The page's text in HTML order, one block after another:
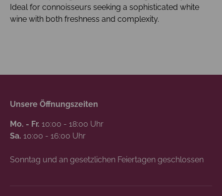
Ideal for connoisseurs seeking a sophisticated white
wine with both freshness and complexity.
Unsere Öffnungszeiten
Mo. - Fr. 10:00 - 18:00 Uhr
Sa. 10:00 - 16:00 Uhr
Sonntag und an gesetzlichen Feiertagen geschlossen